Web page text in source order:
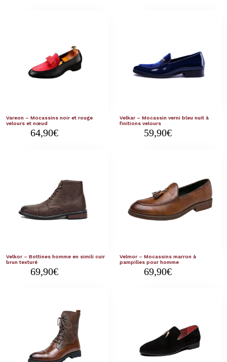
Vareon – Mocassins noir et rouge
velours et nœud
64,90€
Velkar – Mocassin verni bleu nuit à
finitions velours
59,90€
Velkor – Bottines homme en simili cuir
brun texturé
69,90€
Velmor – Mocassins marron à
pampilles pour homme
69,90€